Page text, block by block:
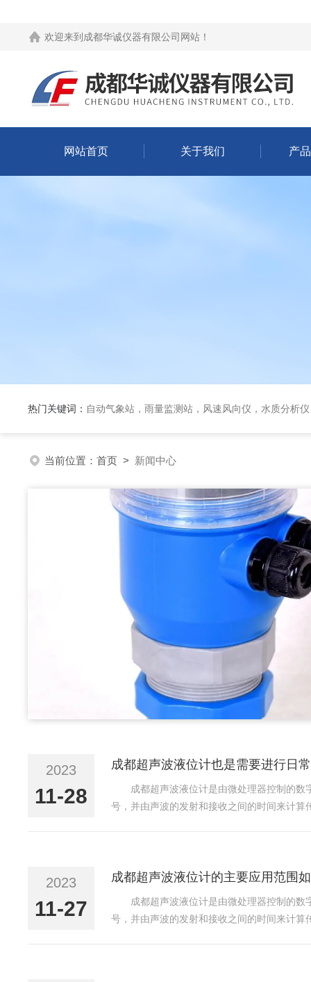
欢迎来到 成都华诚仪器有限公司网站 ！
网站首页 关于我们 产
热门关键词： 自动气象站，雨量监测站，风速风向仪，水质分析
当前位置： 首页 > 新闻中心
2023
11-28
成都超声波液位计也是需要进行日
成都超声波液位计是由微处理器控制的
号，并由声波的发射和接收之间的时间来计
2023
11-27
成都超声波液位计的主要应用范围
成都超声波液位计是由微处理器控制的
号，并由声波的发射和接收之间的时间来计